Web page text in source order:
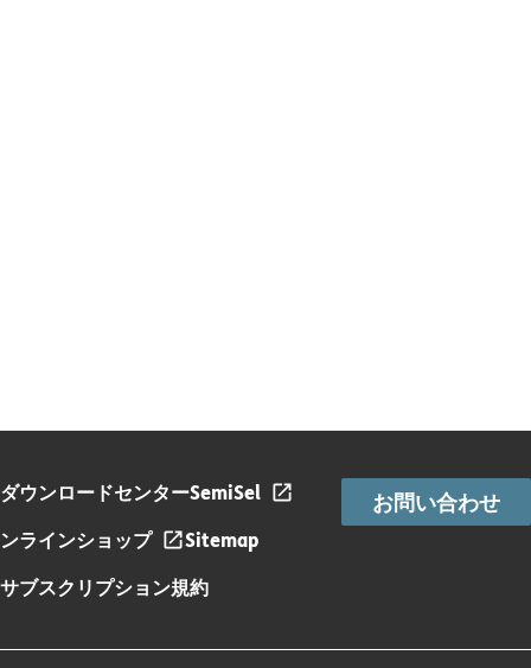
ダウンロードセンターSemiSel
ンラインショップ
Sitemap
サブスクリプション規約
お問い合わせ